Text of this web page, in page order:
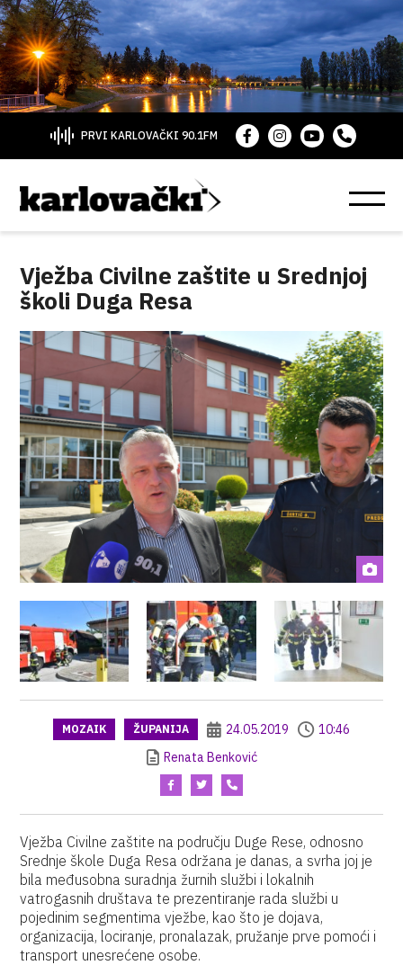
PRVI KARLOVAČKI 90.1FM
Vježba Civilne zaštite u Srednjoj
školi Duga Resa
MOZAIK ŽUPANIJA 24.05.2019
10:46
Renata Benković
Vježba Civilne zaštite na području Duge Rese, odnosno
Srednje škole Duga Resa održana je danas, a svrha joj je
bila međusobna suradnja žurnih službi i lokalnih
vatrogasnih društava te prezentiranje rada službi u
pojedinim segmentima vježbe, kao što je dojava,
organizacija, lociranje, pronalazak, pružanje prve pomoći i
transport unesrećene osobe.